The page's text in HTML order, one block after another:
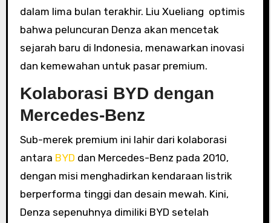
dalam lima bulan terakhir. Liu Xueliang optimis
bahwa peluncuran Denza akan mencetak
sejarah baru di Indonesia, menawarkan inovasi
dan kemewahan untuk pasar premium.
Kolaborasi BYD dengan
Mercedes-Benz
Sub-merek premium ini lahir dari kolaborasi
antara BYD dan Mercedes-Benz pada 2010,
dengan misi menghadirkan kendaraan listrik
berperforma tinggi dan desain mewah. Kini,
Denza sepenuhnya dimiliki BYD setelah